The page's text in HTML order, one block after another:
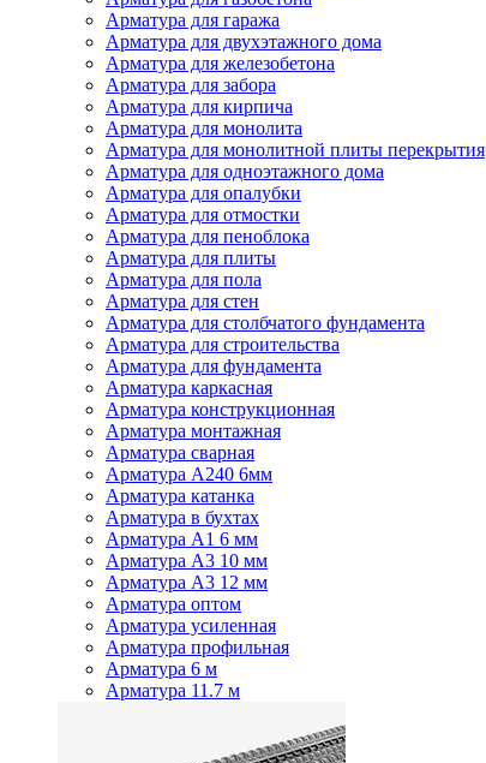
Арматура для гаража
Арматура для двухэтажного дома
Арматура для железобетона
Арматура для забора
Арматура для кирпича
Арматура для монолита
Арматура для монолитной плиты перекрытия
Арматура для одноэтажного дома
Арматура для опалубки
Арматура для отмостки
Арматура для пеноблока
Арматура для плиты
Арматура для пола
Арматура для стен
Арматура для столбчатого фундамента
Арматура для строительства
Арматура для фундамента
Арматура каркасная
Арматура конструкционная
Арматура монтажная
Арматура сварная
Арматура А240 6мм
Арматура катанка
Арматура в бухтах
Арматура А1 6 мм
Арматура А3 10 мм
Арматура А3 12 мм
Арматура оптом
Арматура усиленная
Арматура профильная
Арматура 6 м
Арматура 11.7 м